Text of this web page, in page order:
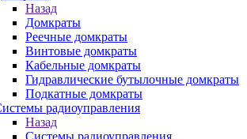
Назад
Домкраты
Реечные домкраты
Винтовые домкраты
Кабельные домкраты
Гидравлические бутылочные домкраты
Подкатные домкраты
радиоуправления
Назад
Системы радиоуправления